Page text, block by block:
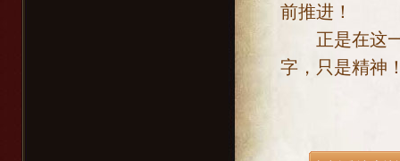
前推进！
正是在这一
字，只是精神